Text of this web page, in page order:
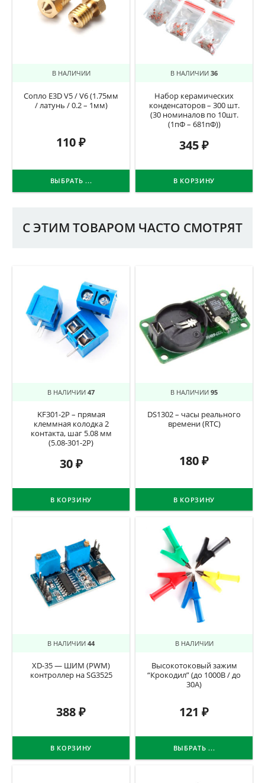
В НАЛИЧИИ
Сопло E3D V5 / V6 (1.75мм
/ латунь / 0.2 – 1мм)
110₽
ВЫБРАТЬ ...
В НАЛИЧИИ 36
Набор керамических
конденсаторов – 300 шт.
(30 номиналов по 10шт.
(1пФ – 681пФ))
345₽
В КОРЗИНУ
С ЭТИМ ТОВАРОМ ЧАСТО СМОТРЯТ
В НАЛИЧИИ 47
KF301-2P – прямая
клеммная колодка 2
контакта, шаг 5.08 мм
(5.08-301-2P)
30₽
В КОРЗИНУ
В НАЛИЧИИ 95
DS1302 – часы реального
времени (RTC)
180₽
В КОРЗИНУ
В НАЛИЧИИ 44
XD-35 — ШИМ (PWM)
контроллер на SG3525
388₽
В КОРЗИНУ
В НАЛИЧИИ
Высокотоковый зажим
“Крокодил” (до 1000В / до
30А)
121 ₽
ВЫБРАТЬ ...